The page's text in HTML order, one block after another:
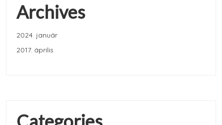
Archives
2024. január
2017. április